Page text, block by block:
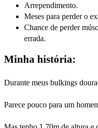
Arrependimento.
Meses para perder o
Chance de perder
errada.
Minha história:
Durante meus bulkings
Parece pouco para um